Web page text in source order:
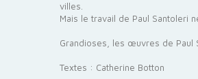
villes.
Mais le travail de Paul Santoleri
Grandioses, les œuvres de Paul
Textes : Catherine Botton